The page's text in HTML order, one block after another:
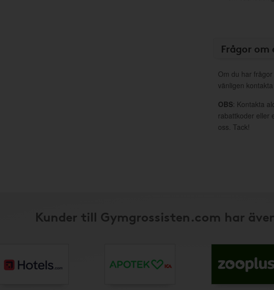
Frågor
Om du har
vänligen kontakta
OBS: Kontakta
rabattkoder eller
oss. Tack!
Kunder till Gymgrossisten.com har